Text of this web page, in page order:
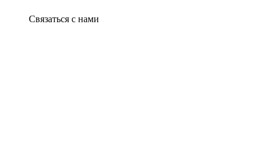
Связаться с нами